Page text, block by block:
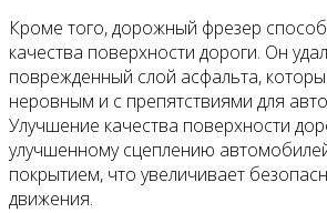
Кроме того, дорожный фрезер
качества поверхности дороги. Он
поврежденный слой асфальта,
неровным и с препятствиями для
Улучшение качества поверхности
улучшенному сцеплению
покрытием, что увеличивает
движения.